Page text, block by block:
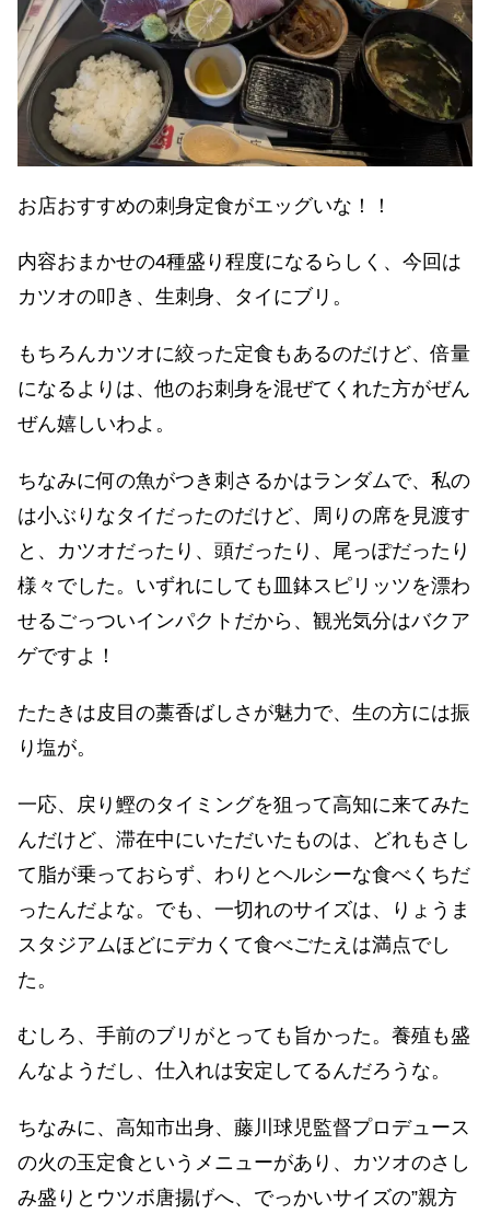
お店おすすめの刺身定食がエッグいな！！
内容おまかせの4種盛り程度になるらしく、今回は
カツオの叩き、生刺身、タイにブリ。
もちろんカツオに絞った定食もあるのだけど、倍量
になるよりは、他のお刺身を混ぜてくれた方がぜん
ぜん嬉しいわよ。
ちなみに何の魚がつき刺さるかはランダムで、私の
は小ぶりなタイだったのだけど、周りの席を見渡す
と、カツオだったり、頭だったり、尾っぽだったり
様々でした。いずれにしても皿鉢スピリッツを漂わ
せるごっついインパクトだから、観光気分はバクア
ゲですよ！
たたきは皮目の藁香ばしさが魅力で、生の方には振
り塩が。
一応、戻り鰹のタイミングを狙って高知に来てみた
んだけど、滞在中にいただいたものは、どれもさし
て脂が乗っておらず、わりとヘルシーな食べくちだ
ったんだよな。でも、一切れのサイズは、りょうま
スタジアムほどにデカくて食べごたえは満点でし
た。
むしろ、手前のブリがとっても旨かった。養殖も盛
んなようだし、仕入れは安定してるんだろうな。
ちなみに、高知市出身、藤川球児監督プロデュース
の火の玉定食というメニューがあり、カツオのさし
み盛りとウツボ唐揚げへ、でっかいサイズの”親方